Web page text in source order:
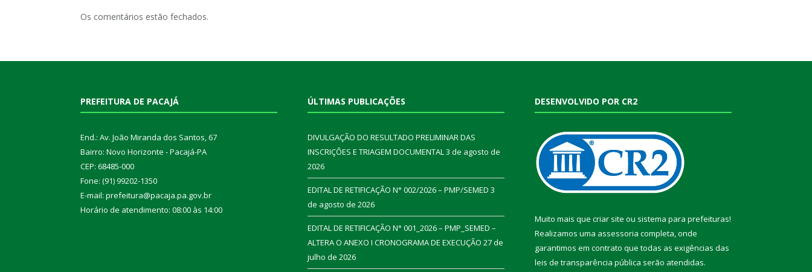
Os comentários estão fechados.
PREFEITURA DE PACAJÁ
End.: Av. João Miranda dos Santos, 67
Bairro: Novo Horizonte - Pacajá-PA
CEP: 68485-000
Fone: (91) 99202-1350
E-mail: prefeitura@pacaja.pa.gov.br
Horário de atendimento: 08:00 às 14:00
ÚLTIMAS PUBLICAÇÕES
DIVULGAÇÃO DO RESULTADO PRELIMINAR DAS
INSCRIÇÕES E TRIAGEM DOCUMENTAL3 de agosto de
2026
EDITAL DE RETIFICAÇÃO N° 002/2026 – PMP/SEMED 3
de agosto de 2026
EDITAL DE RETIFICAÇÃO N° 001_2026 – PMP_SEMED –
ALTERA O ANEXO I CRONOGRAMA DE EXECUÇÃO 27 de
julho de 2026
DESENVOLVIDO POR CR2
Muito mais que criar site ou sistema para prefeituras!
Realizamos uma assessoria completa, onde
garantimos em contrato que todas as exigências das
leis de transparência pública serão atendidas.